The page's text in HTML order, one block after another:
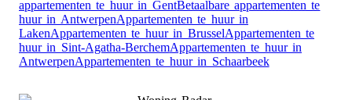
appartementen te huur in GentBetaalbare appartementen te
huur in AntwerpenAppartementen te huur in
LakenAppartementen te huur in BrusselAppartementen te
huur in Sint-Agatha-BerchemAppartementen te huur in
AntwerpenAppartementen te huur in Schaarbeek